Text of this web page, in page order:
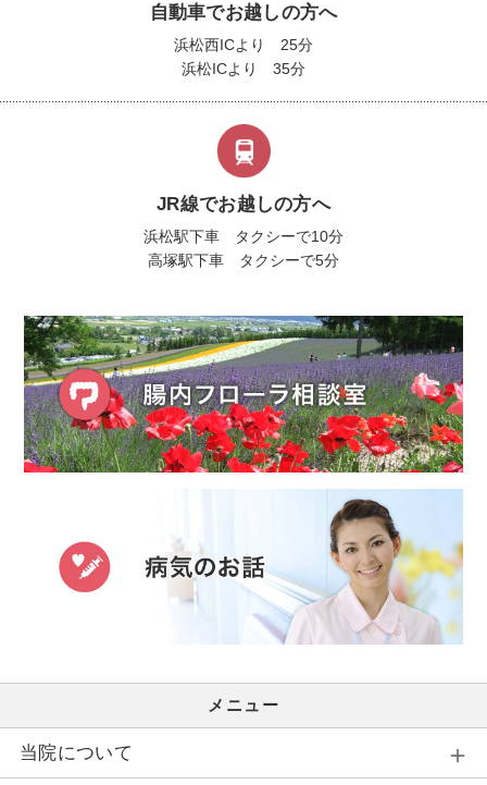
自動車でお越しの方へ
浜松西ICより 25分
浜松ICより 35分
JR線でお越しの方へ
浜松駅下車 タクシーで10分
高塚駅下車 タクシーで5分
メニュー
当院について